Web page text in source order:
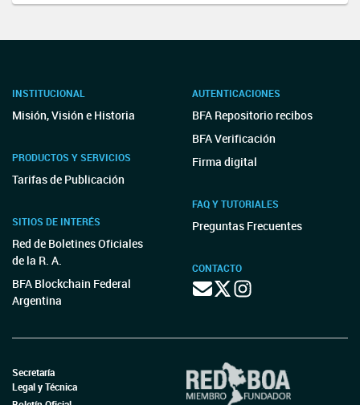
INSTITUCIONAL
Misión, Visión e Historia
PRODUCTOS Y SERVICIOS
Tarifas de Publicación
SITIOS DE INTERÉS
Red de Boletines Oficiales
de la R. A.
BFA Blockchain Federal
Argentina
AUTENTICACIONES
BFA Repositorio recibos
BFA Verificación
Firma digital
FAQ Y TUTORIALES
Preguntas Frecuentes
CONTACTO
Secretaría
Legal y Técnica